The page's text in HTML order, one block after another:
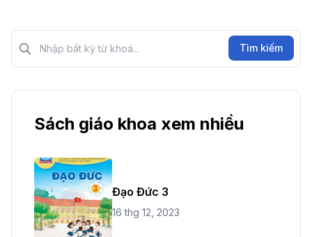
Tìm kiếm?>
Tìm kiếm
Sách giáo khoa xem nhiều
Đạo Đức 3
16 thg 12, 2023